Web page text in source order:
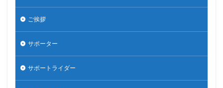
ご挨拶
サポーター
サポートライダー